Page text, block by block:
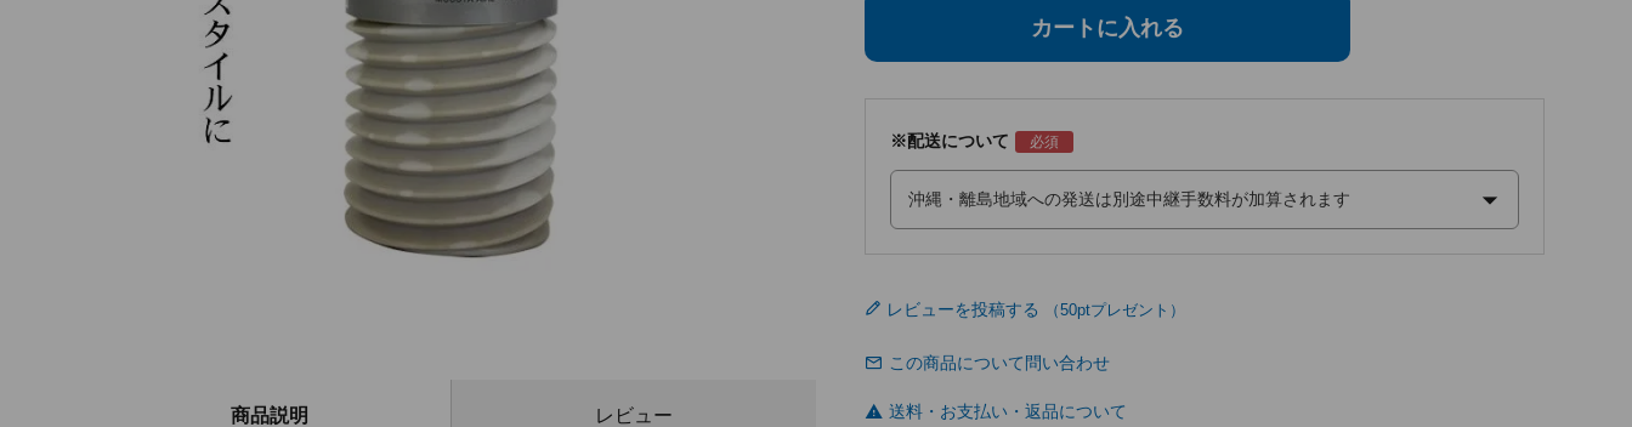
商品説明 レビュー
カートに入れる
※配送について
レビューを投稿する
この商品について問い合わせ
送料・お支払い・返品について